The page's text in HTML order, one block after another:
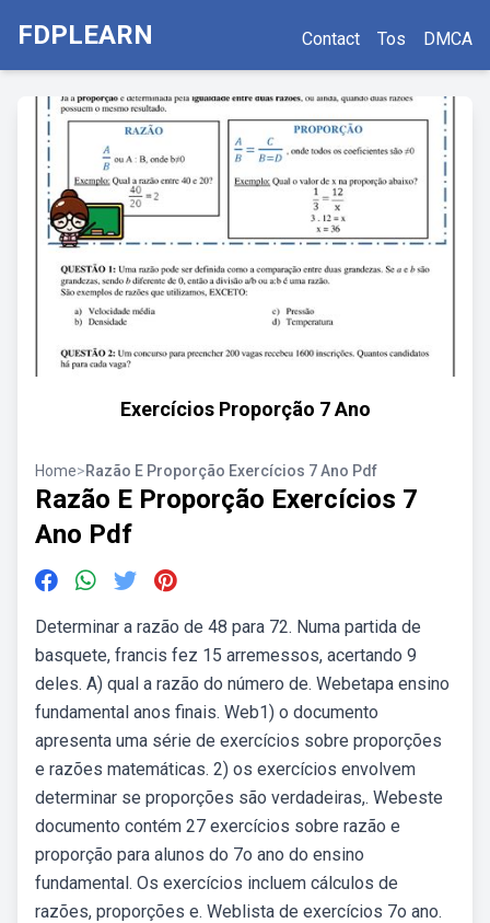
FDPLEARN Contact Tos DMCA
Exercícios Proporção 7 Ano
Home>Razão E Proporção Exercícios 7 Ano Pdf
Razão E Proporção Exercícios 7
Ano Pdf
Determinar a razão de 48 para 72. Numa partida de
basquete, francis fez 15 arremessos, acertando 9
deles. A) qual a razão do número de. Webetapa ensino
fundamental anos finais. Web1) o documento
apresenta uma série de exercícios sobre proporções
e razões matemáticas. 2) os exercícios envolvem
determinar se proporções são verdadeiras,. Webeste
documento contém 27 exercícios sobre razão e
proporção para alunos do 7o ano do ensino
fundamental. Os exercícios incluem cálculos de
razões, proporções e. Weblista de exercícios 7o ano.